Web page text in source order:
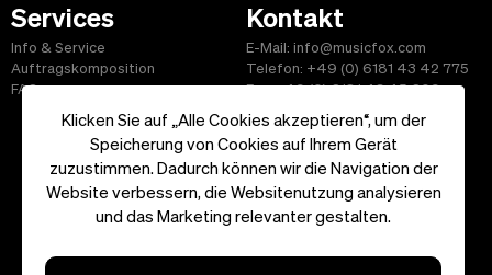
Klicken Sie auf „Alle Cookies akzeptieren“, um der
Speicherung von Cookies auf Ihrem Gerät
zuzustimmen. Dadurch können wir die Navigation der
Website verbessern, die Websitenutzung analysieren
und das Marketing relevanter gestalten.
Services
Info & Service
Auftragskomposition
FAQ
Kontakt
E-Mail: info@musicfox.com
Telefon: +49 (0) 6181 43 42 775
Fax: +49 (0) 6181 43 45 609
Start|Informationen|AGB|Kontakt
Copyright ©2026 musicfox.com - Gemafreie Musik. All Rights